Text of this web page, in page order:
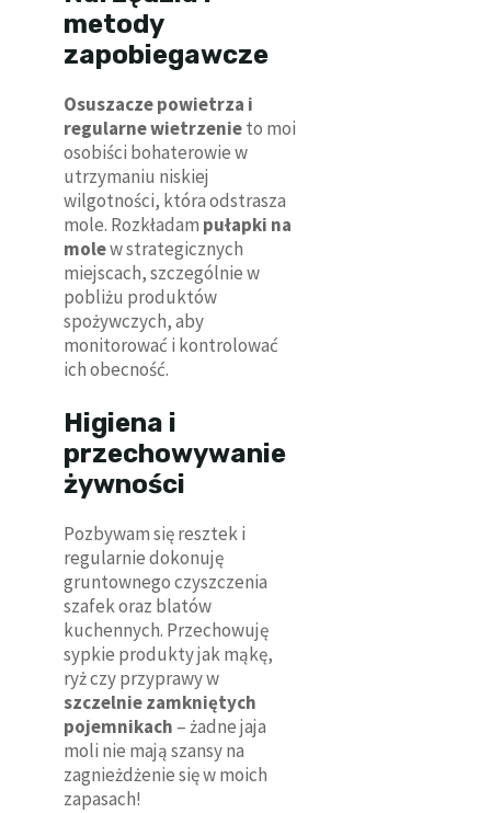
metody
zapobiegawcze
Osuszacze powietrza i
regularne wietrzenieto moi
osobiści bohaterowie w
utrzymaniu niskiej
wilgotności, która odstrasza
mole. Rozkładam pułapki na
molew strategicznych
miejscach, szczególnie w
pobliżu produktów
spożywczych, aby
monitorować i kontrolować
ich obecność.
Higiena i
przechowywanie
żywności
Pozbywam się resztek i
regularnie dokonuję
gruntownego czyszczenia
szafek oraz blatów
kuchennych. Przechowuję
sypkie produkty jak mąkę,
ryż czy przyprawy w
szczelnie zamkniętych
pojemnikach – żadne jaja
moli nie mają szansy na
zagnieżdżenie się w moich
zapasach!